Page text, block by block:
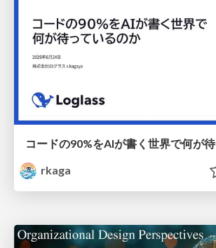
rkaga